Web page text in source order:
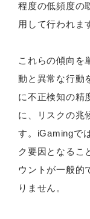
程度の低頻度の
用して行われま
これらの傾向を
動と異常な行動
に不正検知の精
に、リスクの兆
す。iGamingで
ク要因となるこ
ウントが一般的
りません。